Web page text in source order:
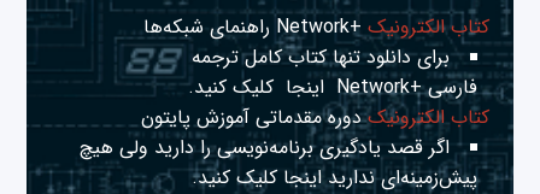
کتاب الکترونیک+Network راهنمای شبکه‌ها
برای دانلود تنها کتاب کامل ترجمه
فارسی +Network
اینجا کلیک کنید.
کتاب الکترونیکدوره مقدماتی آموزش پایتون
اگر قصد یادگیری برنامه‌نویسی را دارید ولی هیچ
پیش‌زمینه‌ای نداریداینجا کلیک کنید.